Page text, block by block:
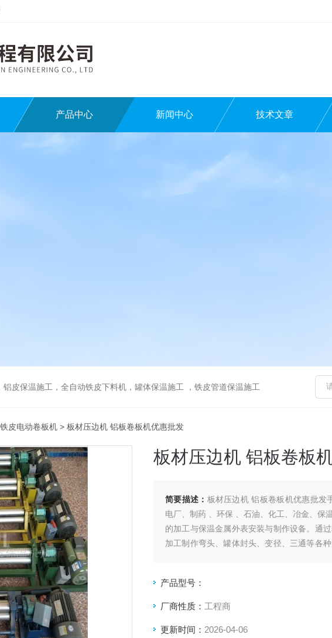
产品中心 新闻中心 技术文章
皮保温施工，全自动铁皮下料机，罐体保温施工 ，铁皮管道保温施工
铁皮电动卷板机 > 板材压边机 铝板卷板机优惠批发
板材压边机 铝板卷板
简要描述： 板材压边机 铝板卷板机优惠批发
电厂、制药 、环保 、石油、化工、冶金、保
的加工与保温金属外表安装与制作设备。通
加工制作弯头、罐体封头、变径、三通等各
产品型号：
厂商性质： 工程商
更新时间： 2026-04-06